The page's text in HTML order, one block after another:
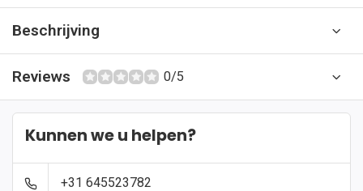
Beschrijving
Reviews 0/5
Kunnen we u helpen?
+31 645523782